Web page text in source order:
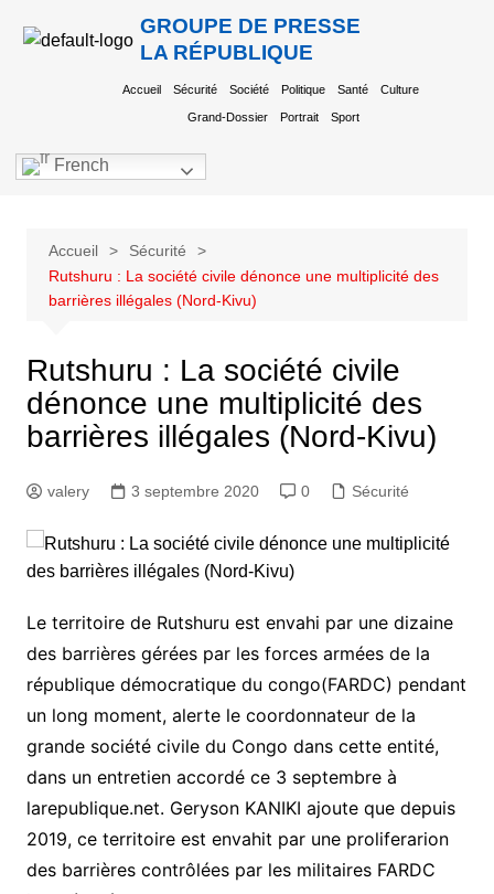
GROUPE DE PRESSE
LA RÉPUBLIQUE
Accueil Sécurité Société Politique Santé Culture
Grand-Dossier Portrait Sport
French
Accueil
Sécurité
Rutshuru : La société civile dénonce une multiplicité des
barrières illégales (Nord-Kivu)
Rutshuru : La société civile
dénonce une multiplicité des
barrières illégales (Nord-Kivu)
valery 3 septembre 2020 0 Sécurité
Le territoire de Rutshuru est envahi par une dizaine
des barrières gérées par les forces armées de la
république démocratique du congo(FARDC) pendant
un long moment, alerte le coordonnateur de la
grande société civile du Congo dans cette entité,
dans un entretien accordé ce 3 septembre à
larepublique.net. Geryson KANIKI ajoute que depuis
2019, ce territoire est envahit par une proliferarion
des barrières contrôlées par les militaires FARDC